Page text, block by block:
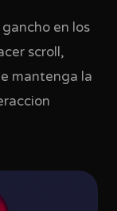
en los
scroll,
mantenga la